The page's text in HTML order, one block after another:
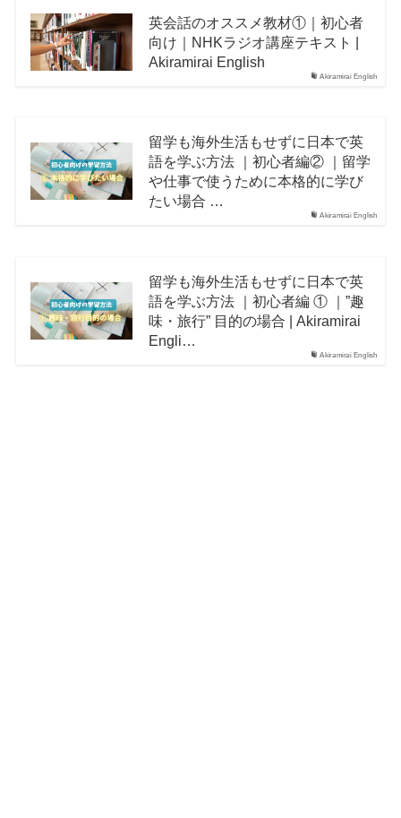
Akiramirai English
英会話のオススメ教材①｜初心者
向け｜NHKラジオ講座テキスト |
Akiramirai English
Akiramirai English
留学も海外生活もせずに日本で英
語を学ぶ方法 ｜初心者編② ｜留学
や仕事で使うために本格的に学び
たい場合 …
Akiramirai English
留学も海外生活もせずに日本で英
語を学ぶ方法 ｜初心者編 ① ｜”趣
味・旅行” 目的の場合 | Akiramirai
Engli…